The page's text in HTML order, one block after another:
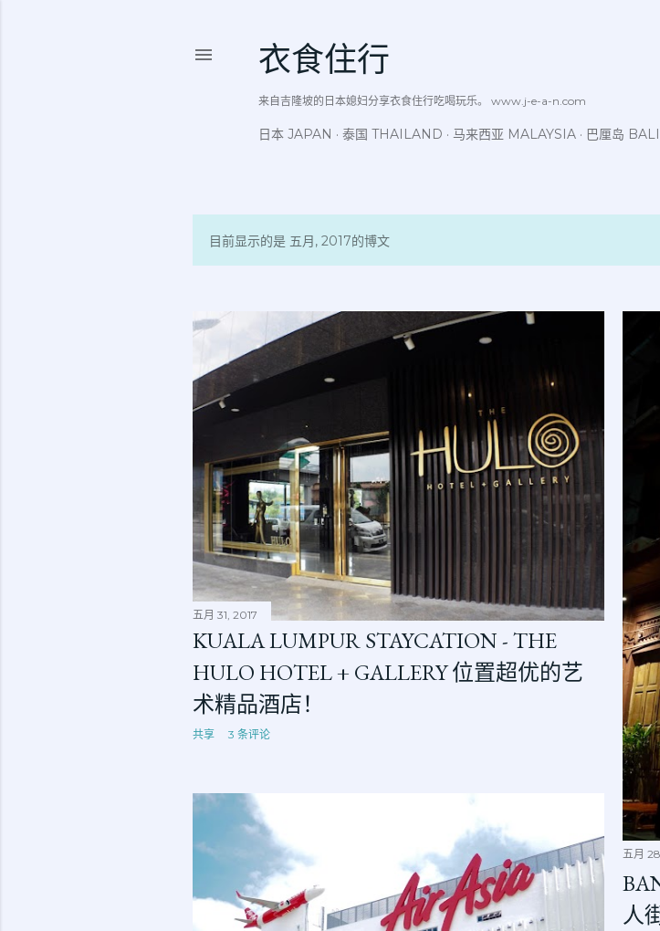
衣食住行
来自吉隆坡的日本媳妇分享衣食住行吃喝玩乐。 www.j-e-a-n.com
日本 JAPAN 泰国 THAILAND 马来西亚 MALAYSIA 巴厘岛 BALI
博
目前显示的是 五月, 2017的博文
五月 31, 2017
KUALA LUMPUR STAYCATION - THE
HULO HOTEL + GALLERY 位置超优的艺
术精品酒店！
共享 3 条评论
五月
人